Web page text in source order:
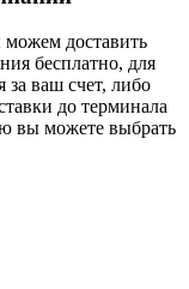
доставить
бесплатно, для
за ваш счет, либо
до терминала
вы можете выбрать